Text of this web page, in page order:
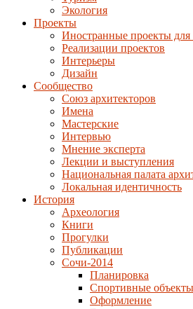
Экология
Проекты
Иностранные проекты
Реализации проектов
Интерьеры
Дизайн
Сообщество
Союз архитекторов
Имена
Мастерские
Интервью
Мнение эксперта
Лекции и выступления
Национальная палата
Локальная идентичность
История
Археология
Книги
Прогулки
Публикации
Сочи-2014
Планировка
Спортивные объекты
Оформление